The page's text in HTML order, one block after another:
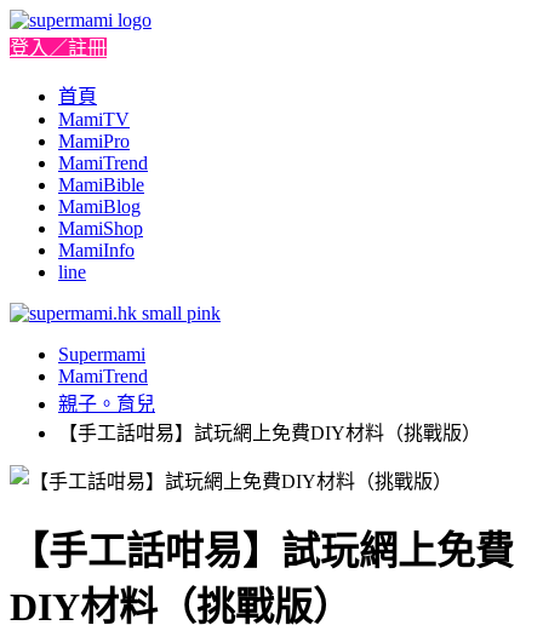
登入／註冊
首頁
MamiTV
MamiPro
MamiTrend
MamiBible
MamiBlog
MamiShop
MamiInfo
line
Supermami
MamiTrend
親子。育兒
【手工話咁易】試玩網上免費DIY材料（挑戰版）
【手工話咁易】試玩網上免費
DIY材料（挑戰版）